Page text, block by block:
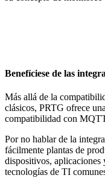
Benefíciese de las
Más allá de la
clásicos, PRTG ofrece
compatibilidad con
Por no hablar de la
fácilmente plantas de
dispositivos,
tecnologías de TI